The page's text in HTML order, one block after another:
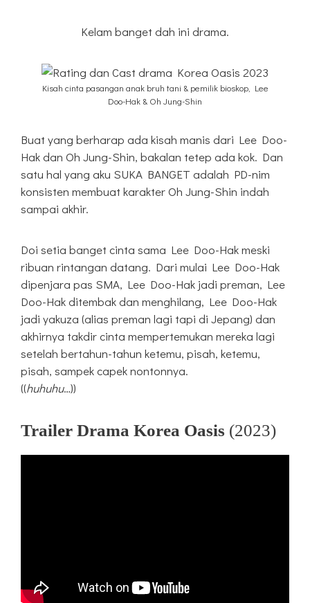
Kelam banget dah ini drama.
Kisah cinta pasangan anak bruh tani & pemilik bioskop, Lee
Doo-Hak & Oh Jung-Shin
Buat yang berharap ada kisah manis dari Lee Doo-
Hak dan Oh Jung-Shin, bakalan tetep ada kok. Dan
satu hal yang aku SUKA BANGET adalah PD-nim
konsisten membuat karakter Oh Jung-Shin indah
sampai akhir.
Doi setia banget cinta sama Lee Doo-Hak meski
ribuan rintangan datang. Dari mulai Lee Doo-Hak
dipenjara pas SMA, Lee Doo-Hak jadi preman, Lee
Doo-Hak ditembak dan menghilang, Lee Doo-Hak
jadi yakuza (alias preman lagi tapi di Jepang) dan
akhirnya takdir cinta mempertemukan mereka lagi
setelah bertahun-tahun ketemu, pisah, ketemu,
pisah, sampek capek nontonnya.
((huhuhu…))
Trailer Drama Korea Oasis (2023)